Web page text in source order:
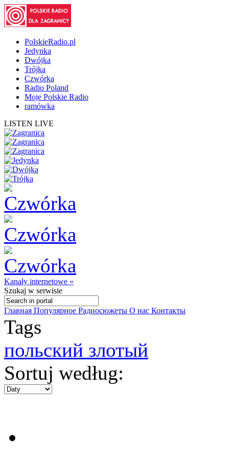
PolskieRadio.pl
Jedynka
Dwójka
Trójka
Czwórka
Radio Poland
Moje Polskie Radio
ramówka
LISTEN LIVE
Kanały internetowe »
Szukaj w serwisie
Главная Популярное Радиосюжеты О нас Контакты
Tags
польский злотый
Sortuj według: